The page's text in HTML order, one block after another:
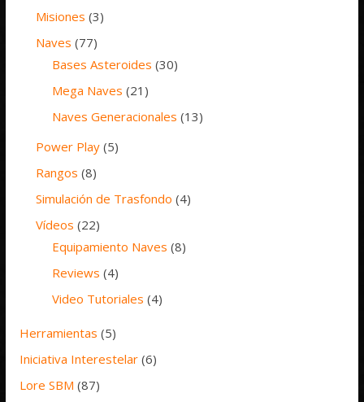
Misiones (3)
Naves (77)
Bases Asteroides (30)
Mega Naves (21)
Naves Generacionales (13)
Power Play (5)
Rangos (8)
Simulación de Trasfondo (4)
Vídeos (22)
Equipamiento Naves (8)
Reviews (4)
Video Tutoriales (4)
Herramientas (5)
Iniciativa Interestelar (6)
Lore SBM (87)